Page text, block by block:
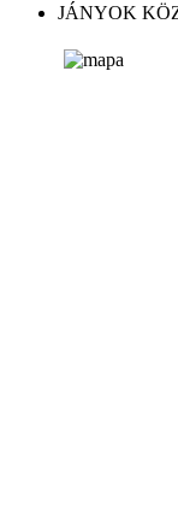
JÁNYOK